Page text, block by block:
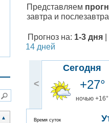
▲
Представляем
завтра и
Прогноз на: 1-3 дня
14 дней
<
Сегодня
+27°
ночью +16°
Время суток